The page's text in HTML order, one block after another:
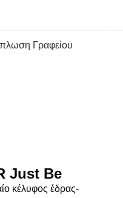
Just Be
κέλυφος έδρας-